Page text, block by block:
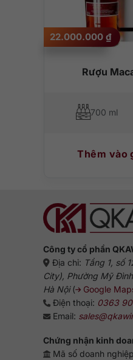
Rượu
22.000.000 ₫
700 ml
Thêm vào
Công ty cổ phần
Địa chỉ: Tầng 1, số
City), Phường Mỹ
Hà Nội( Google
Điện thoại: 0363
Email:
Chứng nhận kinh
Mã số doanh